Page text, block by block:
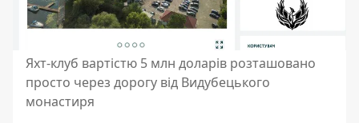
Яхт-клуб вартістю 5 млн доларів розташовано
просто через дорогу від Видубецького
монастиря